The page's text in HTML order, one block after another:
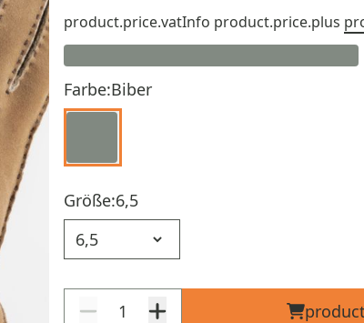
product.price.vatInfo product.price.plus
Farbe:Biber
Größe:6,5